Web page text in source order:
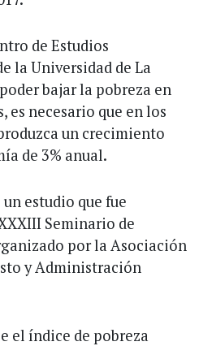
de Estudios
la Universidad de La
bajar la pobreza en
es necesario que en los
un crecimiento
de 3% anual.
estudio que fue
Seminario de
por la Asociación
y Administración
el índice de pobreza